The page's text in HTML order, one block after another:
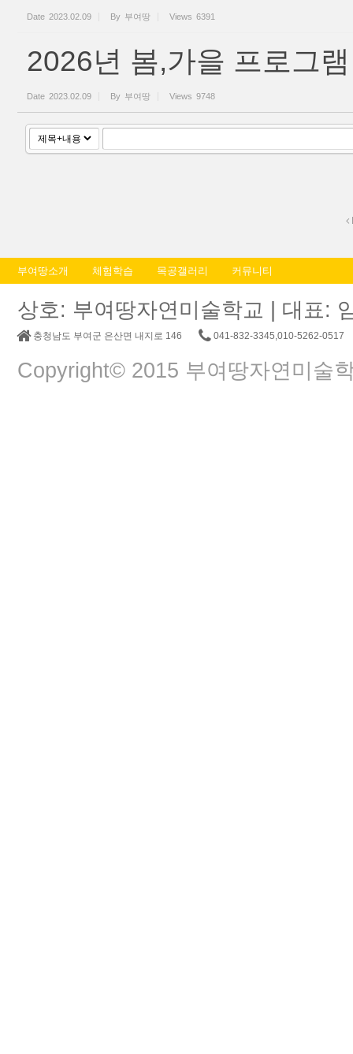
Date 2023.02.09 By 부여땅 Views 6391
2026년 봄,가을 프로그램
Date 2023.02.09 By 부여땅 Views 9748
부여땅소개 체험학습 목공갤러리 커뮤니티
상호: 부여땅자연미술학교 | 대표:
충청남도 부여군 은산면 내지로 146 041-832-3345,010-5262-0517
Copyright© 2015 부여땅자연미술